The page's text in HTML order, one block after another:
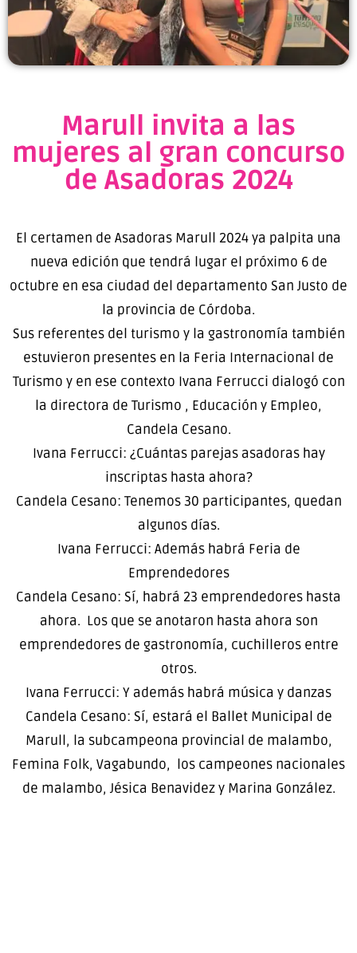
Marull invita a las
mujeres al gran concurso
de Asadoras 2024
El certamen de Asadoras Marull 2024 ya palpita una
nueva edición que tendrá lugar el próximo 6 de
octubre en esa ciudad del departamento San Justo de
la provincia de Córdoba.
Sus referentes del turismo y la gastronomía también
estuvieron presentes en la Feria Internacional de
Turismo y en ese contexto Ivana Ferrucci dialogó con
la directora de Turismo , Educación y Empleo,
Candela Cesano.
Ivana Ferrucci: ¿Cuántas parejas asadoras hay
inscriptas hasta ahora?
Candela Cesano: Tenemos 30 participantes, quedan
algunos días.
Ivana Ferrucci: Además habrá Feria de
Emprendedores
Candela Cesano: Sí, habrá 23 emprendedores hasta
ahora. Los que se anotaron hasta ahora son
emprendedores de gastronomía, cuchilleros entre
otros.
Ivana Ferrucci: Y además habrá música y danzas
Candela Cesano: Sí, estará el Ballet Municipal de
Marull, la subcampeona provincial de malambo,
Femina Folk, Vagabundo, los campeones nacionales
de malambo, Jésica Benavidez y Marina González.